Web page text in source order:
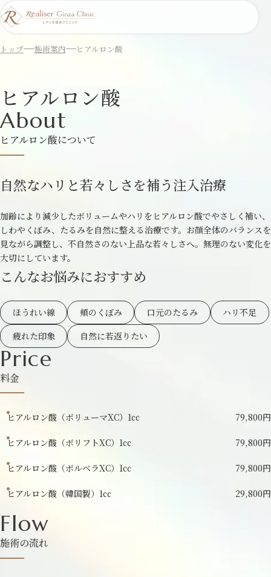
トップ 施術案内 ヒアルロン酸
ヒアルロン酸
About
ヒアルロン酸について
自然なハリと若々しさを補う注入治療
加齢により減少したボリュームやハリをヒアルロン酸でやさしく補い、
しわやくぼみ、たるみを自然に整える治療です。お顔全体のバランスを
見ながら調整し、不自然さのない上品な若々しさへ。無理のない変化を
大切にしています。
こんなお悩みにおすすめ
ほうれい線 頬のくぼみ 口元のたるみ
ハリ不足
疲れた印象
自然に若返りたい
Price
料金
ヒアルロン酸（ボリューマXC）1㏄ 79,800円
ヒアルロン酸（ボリフトXC）1㏄ 79,800円
ヒアルロン酸（ボルベラXC）1㏄ 79,800円
ヒアルロン酸（韓国製）1㏄ 29,800円
Flow
施術の流れ